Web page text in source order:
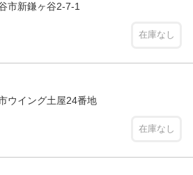
市新鎌ヶ谷2-7-1
在庫なし
ウイング土屋24番地
在庫なし